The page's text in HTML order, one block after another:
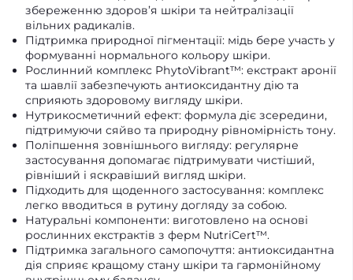
збереженню здоров’я шкіри та нейтралізації
вільних радикалів.
Підтримка природної пігментації: мідь бере участь у
формуванні нормального кольору шкіри.
Рослинний комплекс PhytoVibrant™: екстракт аронії
та шавлії забезпечують антиоксидантну дію та
сприяють здоровому вигляду шкіри.
Нутрикосметичний ефект: формула діє зсередини,
підтримуючи сяйво та природну рівномірність тону.
Поліпшення зовнішнього вигляду: регулярне
застосування допомагає підтримувати чистіший,
рівніший і яскравіший вигляд шкіри.
Підходить для щоденного застосування: комплекс
легко вводиться в рутину догляду за собою.
Натуральні компоненти: виготовлено на основі
рослинних екстрактів з ферм NutriCert™.
Підтримка загального самопочуття: антиоксидантна
дія сприяє кращому стану шкіри та гармонійному